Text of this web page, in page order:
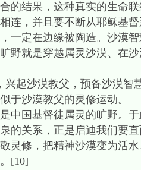
的结果，这种真实的生命
连，并且要不断从耶稣基
一定在边缘被陶造。沙漠
野就是穿越属灵沙漠、在
兴起沙漠教父，预备沙漠
于沙漠教父的灵修运动。
中国基督徒属灵的旷野。
的关系，正是启迪我们要
灵修，把精神沙漠变为活
[10]